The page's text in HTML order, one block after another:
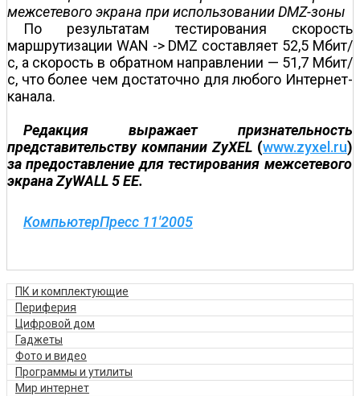
межсетевого экрана при использовании DMZ-зоны
По результатам тестирования скорость
маршрутизации WAN -> DMZ составляет 52,5 Мбит/
с, а скорость в обратном направлении — 51,7 Мбит/
с, что более чем достаточно для любого Интернет-
канала.
Редакция выражает признательность
представительству компании ZyXEL (www.zyxel.ru)
за предоставление для тестирования межсетевого
экрана ZyWALL 5 EE.
КомпьютерПресс 11'2005
ПК и комплектующие
Периферия
Цифровой дом
Гаджеты
Фото и видео
Программы и утилиты
Мир интернет